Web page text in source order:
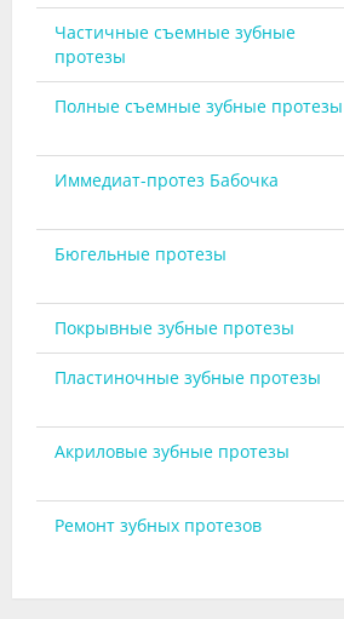
Частичные съемные зубные
протезы
Полные съемные зубные протезы
Иммедиат-протез Бабочка
Бюгельные протезы
Покрывные зубные протезы
Пластиночные зубные протезы
Акриловые зубные протезы
Ремонт зубных протезов